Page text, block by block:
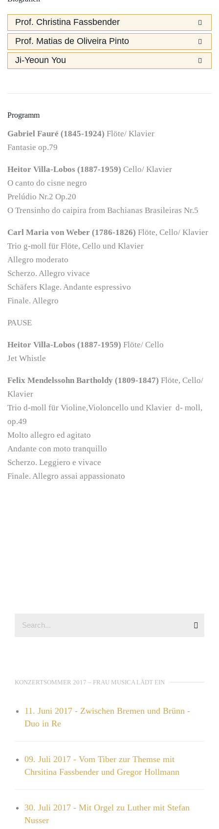
Prof. Christina Fassbender
Prof. Matias de Oliveira Pinto
Ji-Yeoun You
Programm
Gabriel Fauré (1845-1924) Flöte/ Klavier
Fantasie op.79
Heitor Villa-Lobos (1887-1959) Cello/ Klavier
O canto do cisne negro
Prelúdio Nr.2 Op.20
O Trensinho do caipira from Bachianas Brasileiras Nr.5
Carl Maria von Weber (1786-1826) Flöte, Cello/ Klavier
Trio g-moll für Flöte, Cello und Klavier
Allegro moderato
Scherzo. Allegro vivace
Schäfers Klage. Andante espressivo
Finale. Allegro
PAUSE
Heitor Villa-Lobos (1887-1959) Flöte/ Cello
Jet Whistle
Felix Mendelssohn Bartholdy (1809-1847) Flöte, Cello/
Klavier
Trio d-moll für Violine,Violoncello und Klavier d- moll,
op.49
Molto allegro ed agitato
Andante con moto tranquillo
Scherzo. Leggiero e vivace
Finale. Allegro assai appassionato
KONZERTSOMMER 2017 – FRAU MUSICA LÄDT EIN
11. Juni 2017 - Zwischen Bremen und Brünn -
Duo in Re
09. Juli 2017 - Vom Tiber zur Themse mit
Chrsitina Fassbender und Gregor Hollmann
30. Juli 2017 - Mit Orgel zu Luther mit Stefan
Nusser